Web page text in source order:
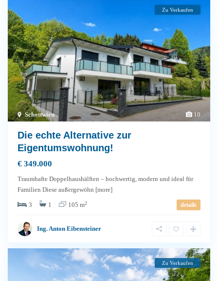
10
Schottwien
Zu Verkaufen
Die echte Alternative zur
Eigentumswohnung!
€ 349.000
Traumhafte Doppelhaushälften – hochwertig, modern und ideal für
Familien Diese außergewöhn [more]
3 1 105 m2 details
Ing. Anton Eibensteiner
Zu Verkaufen